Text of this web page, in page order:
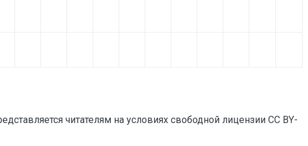
читателям на условиях свободной лицензии CC BY-